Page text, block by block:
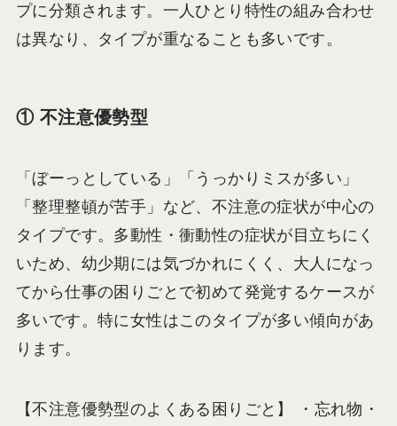
プに分類されます。一人ひとり特性の組み合わせ
は異なり、タイプが重なることも多いです。
① 不注意優勢型
「ぼーっとしている」「うっかりミスが多い」
「整理整頓が苦手」など、不注意の症状が中心の
タイプです。多動性・衝動性の症状が目立ちにく
いため、幼少期には気づかれにくく、大人になっ
てから仕事の困りごとで初めて発覚するケースが
多いです。特に女性はこのタイプが多い傾向があ
ります。
【不注意優勢型のよくある困りごと】 ・忘れ物・